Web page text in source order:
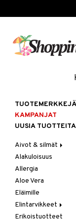
TUOTEMERKKEJÄ
KAMPANJAT
UUSIA TUOTTEITA
Aivot & silmät
Muisti
Rasvahapot
Silmät
Alakuloisuus
Allergia
Aloe Vera
Eläimille
Elintarvikkeet
Hedelmät &
Erikoistuotteet